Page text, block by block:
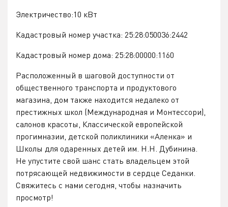
Электричество:10 кВт
Кадастровый номер участка: 25:28:050036:2442
Кадастровый номер дома: 25:28:00000:1160
Расположенный в шаговой доступности от
общественного транспорта и продуктового
магазина, дом также находится недалеко от
престижных школ (Международная и Монтессори),
салонов красоты, Классической европейской
прогимназии, детской поликлиники «Аленка» и
Школы для одаренных детей им. Н.Н. Дубинина.
Не упустите свой шанс стать владельцем этой
потрясающей недвижимости в сердце Седанки.
Свяжитесь с нами сегодня, чтобы назначить
просмотр!